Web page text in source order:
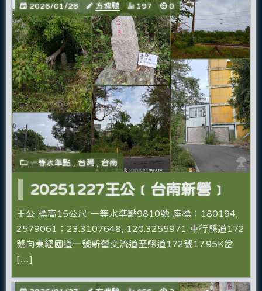
2026/01/28 方塊鴨 197 0
一等水準點 ,台灣 ,台南
20251227王公﹝台南新營﹞
王公 標高15公尺 一等水準點9810號 座標：180194,
2579061；23.3107648, 120.3255971 車行縣道172
號向東經國道一號新營交流道至縣道172號17.95K岔
[…]